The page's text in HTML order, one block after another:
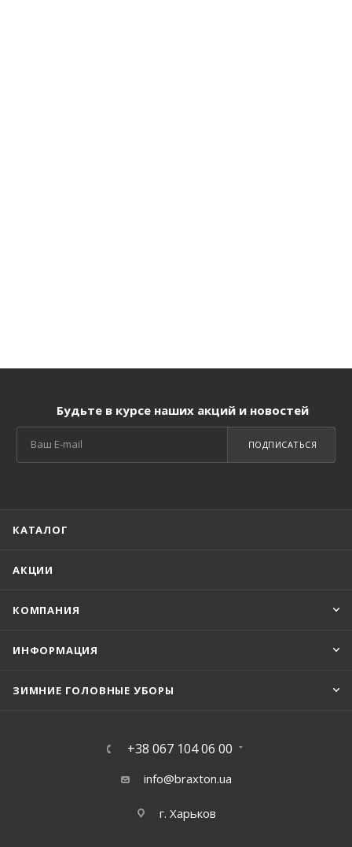
Будьте в курсе наших акций и новостей
ПОДПИСАТЬСЯ
КАТАЛОГ
АКЦИИ
КОМПАНИЯ
ИНФОРМАЦИЯ
ЗИМНИЕ ГОЛОВНЫЕ УБОРЫ
+38 067 104 06 00
info@braxton.ua
г. Харьков